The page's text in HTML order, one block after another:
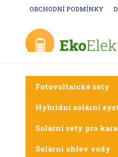
OBCHODNÍ PODMÍNKY
Fotovoltaické sety
Hybridní solární
Solární sety pro
Solární ohřev vody